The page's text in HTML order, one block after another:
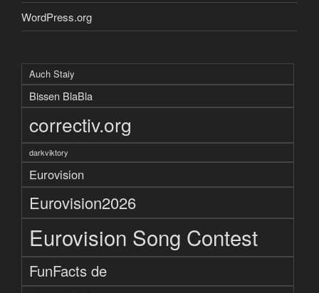
WordPress.org
Auch Staiy
Bissen BlaBla
correctiv.org
darkviktory
Eurovision
Eurovision2026
Eurovision Song Contest
FunFacts de